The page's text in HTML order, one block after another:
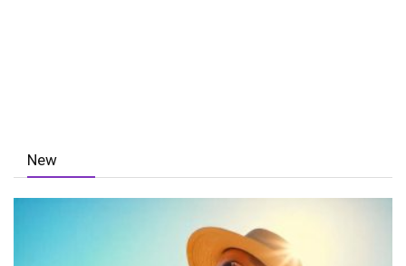
New